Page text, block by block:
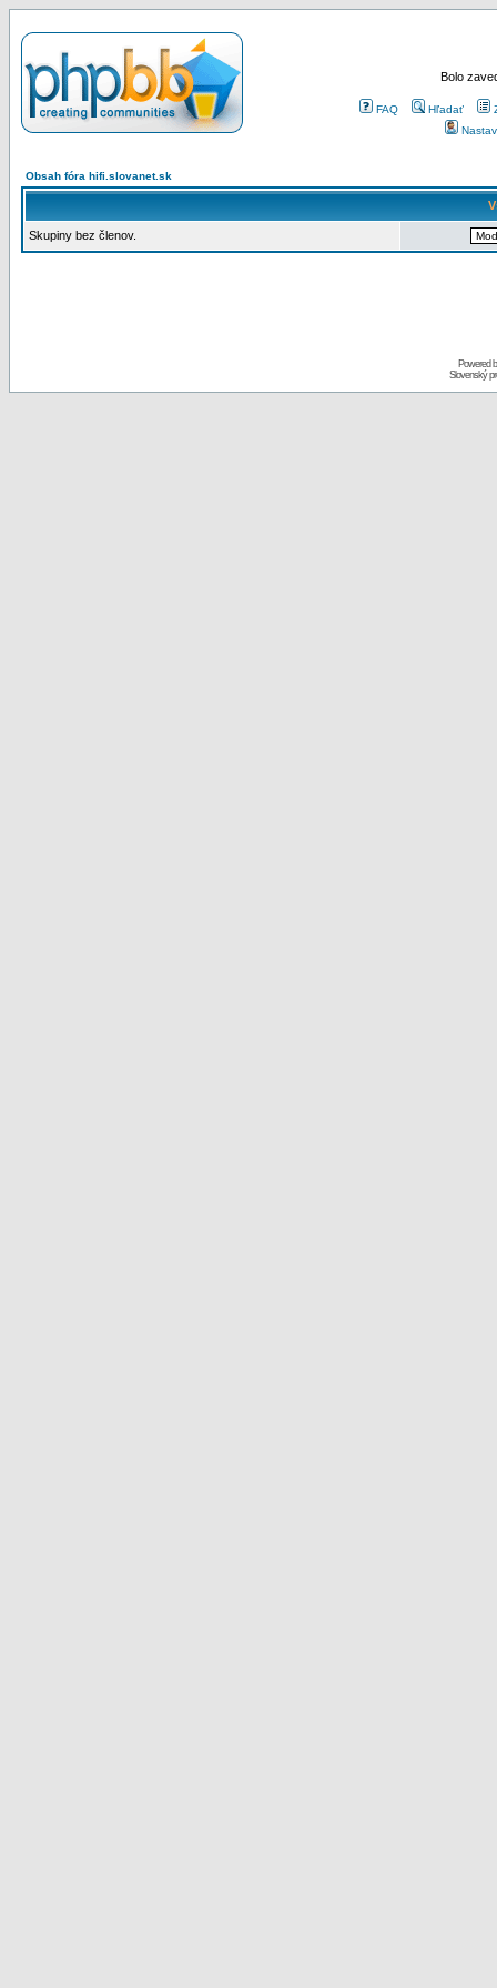
Bolo
FAQ Hľadať
Obsah fóra hifi.slovanet.sk
Skupiny bez členov.
Powered
Slovenský